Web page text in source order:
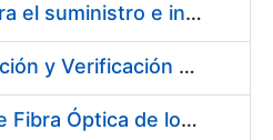
Acuerdo marco para el suministro e instalación de persianas, estores y otros complementos
Servicio de Calibración y Verificación Externa de los Equipos de Medición del Servicio de Prevención de la FNMT-RCM
Conexión mediante Fibra Óptica de los Centros de Proceso de Datos (CPDs) de las sedes de la FNMT-RCM de Burgos y Madrid